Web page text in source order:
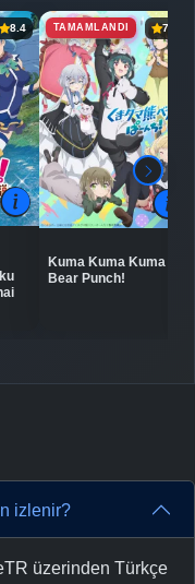
8.4 TAMAMLANDI 7.3
Kuma Kuma Kuma
Bear Punch!
izlenir?
üzerinden Türkçe